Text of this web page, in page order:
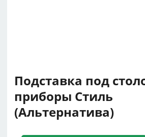
Подставка под
приборы Стиль
(Альтернатива)